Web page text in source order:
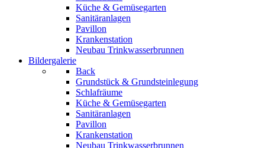
Küche & Gemüsegarten
Sanitäranlagen
Pavillon
Krankenstation
Neubau Trinkwasserbrunnen
Bildergalerie
Back
Grundstück & Grundsteinlegung
Schlafräume
Küche & Gemüsegarten
Sanitäranlagen
Pavillon
Krankenstation
Neubau Trinkwasserbrunnen